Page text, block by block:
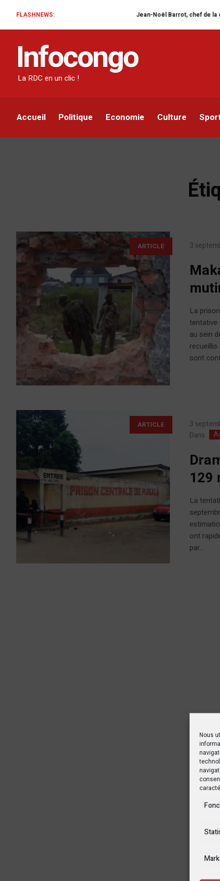
Nous
FLASHNEWS: Jean-Noël Barrot, chef de la diplomatie
Infocongo
La RDC en un clic !
Accueil Politique Economie Culture
ARTICLE 3
La
tentative
au sein
sont
ARTICLE
3
Dans
129
La
ont
par...